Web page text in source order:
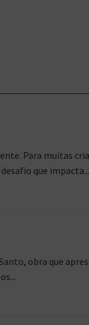
Para muitas
que impacta...
obra que